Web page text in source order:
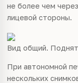
не более чем
лицевой стороны.
Вид общий.
При автономной
нескольких